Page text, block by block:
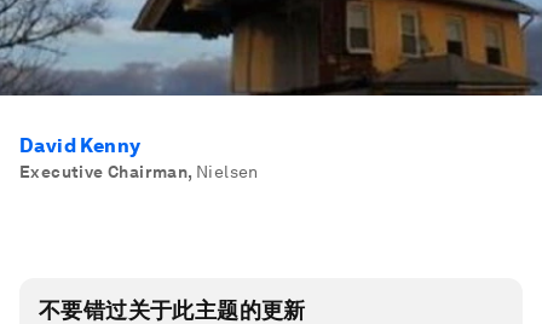
David Kenny
Executive Chairman, Nielsen
不要错过关于此主题的更新